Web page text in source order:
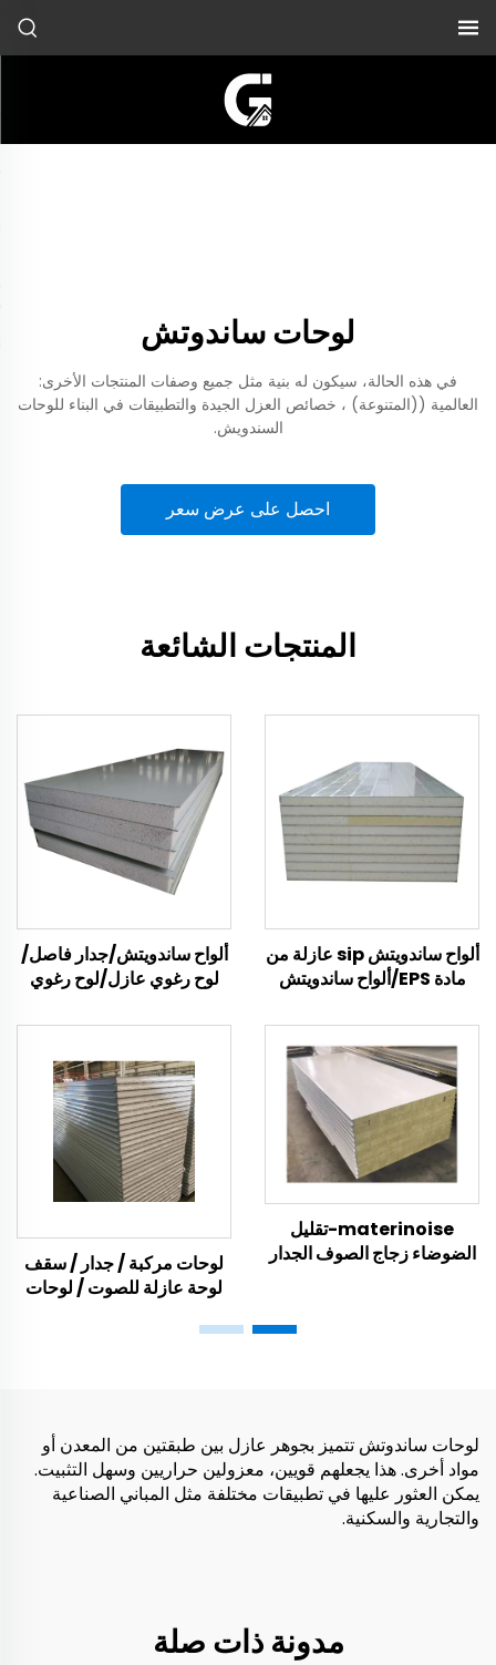
لوحات ساندوتش
في هذه الحالة، سيكون له بنية مثل جميع وصفات المنتجات الأخرى:
العالمية ((المتنوعة) ، خصائص العزل الجيدة والتطبيقات في البناء للوحات
السندويش.
احصل على عرض سعر
المنتجات الشائعة
ألواح ساندويتش sip عازلة من
مادة EPS/ألواح ساندويتش
ألواح ساندويتش/جدار فاصل/
لوح رغوي عازل/لوح رغوي
materinoise-تقليل
الضوضاء زجاج الصوف الجدار
لوحات مركبة / جدار / سقف
لوحة عازلة للصوت / لوحات
لوحات ساندوتش تتميز بجوهر عازل بين طبقتين من المعدن أو
مواد أخرى. هذا يجعلهم قويين، معزولين حراريين وسهل التثبيت.
يمكن العثور عليها في تطبيقات مختلفة مثل المباني الصناعية
والتجارية والسكنية.
مدونة ذات صلة